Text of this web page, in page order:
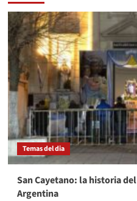
Temas del dia
San Cayetano: la historia
Argentina